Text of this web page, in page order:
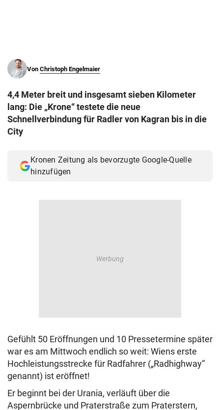
Von Christoph Engelmaier
4,4 Meter breit und insgesamt sieben Kilometer
lang: Die „Krone“ testete die neue
Schnellverbindung für Radler von Kagran bis in die
City
Kronen Zeitung als bevorzugte Google-Quelle
hinzufügen
Gefühlt 50 Eröffnungen und 10 Pressetermine später
war es am Mittwoch endlich so weit: Wiens erste
Hochleistungsstrecke für Radfahrer („Radhighway“
genannt) ist eröffnet!
Er beginnt bei der Urania, verläuft über die
Aspernbrücke und Praterstraße zum Praterstern,